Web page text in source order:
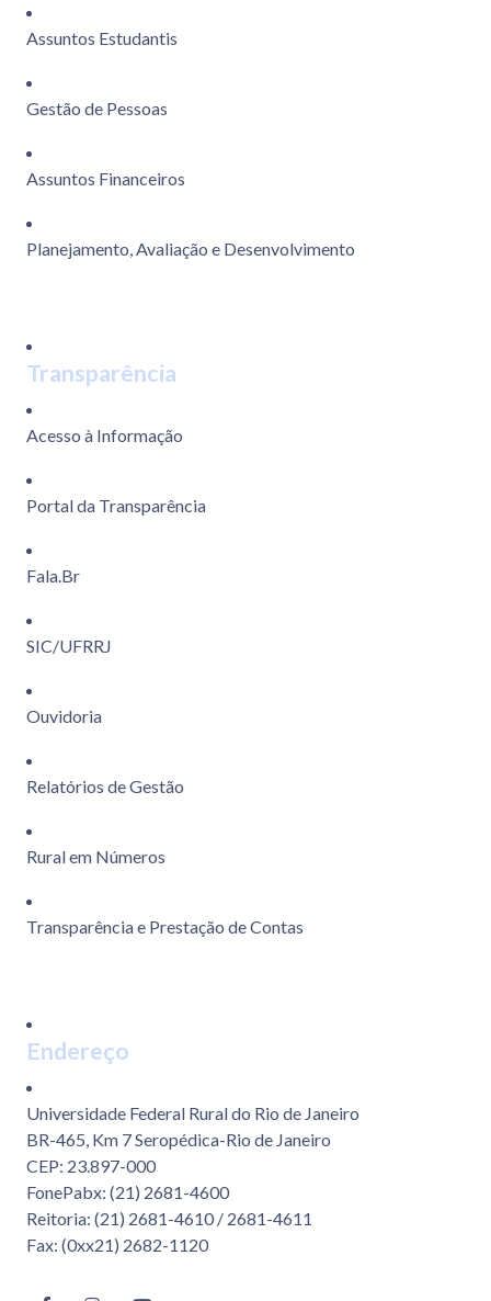
Assuntos Estudantis
Gestão de Pessoas
Assuntos Financeiros
Planejamento, Avaliação e Desenvolvimento
Transparência
Acesso à Informação
Portal da Transparência
Fala.Br
SIC/UFRRJ
Ouvidoria
Relatórios de Gestão
Rural em Números
Transparência e Prestação de Contas
Endereço
Universidade Federal Rural do Rio de Janeiro
BR-465, Km 7 Seropédica-Rio de Janeiro
CEP: 23.897-000
FonePabx: (21) 2681-4600
Reitoria: (21) 2681-4610 / 2681-4611
Fax: (0xx21) 2682-1120